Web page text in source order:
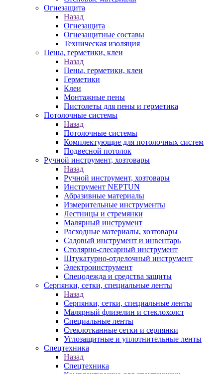
Огнезащита
Назад
Огнезащита
Огнезащитные составы
Техническая изоляция
Пены, герметики, клеи
Назад
Пены, герметики, клеи
Герметики
Клеи
Монтажные пены
Пистолеты для пены и герметика
Потолочные системы
Назад
Потолочные системы
Комплектующие для потолочных систем
Подвесной потолок
Ручной инструмент, хозтовары
Назад
Ручной инструмент, хозтовары
Инструмент NEPTUN
Абразивные материалы
Измерительные инструменты
Лестницы и стремянки
Малярный инструмент
Расходные материалы, хозтовары
Садовый инструмент и инвентарь
Столярно-слесарный инструмент
Штукатурно-отделочный инструмент
Электроинструмент
Спецодежда и средства защиты
Серпянки, сетки, специальные ленты
Назад
Серпянки, сетки, специальные ленты
Малярный флизелин и стеклохолст
Специальные ленты
Стеклотканные сетки и серпянки
Углозащитные и уплотнительные ленты
Спецтехника
Назад
Спецтехника